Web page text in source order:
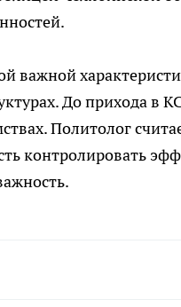
важной
До прихода
Политолог
контролировать